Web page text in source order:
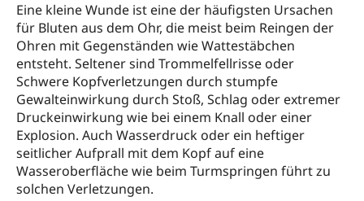
Eine kleine Wunde ist eine der häufigsten Ursachen
für Bluten aus dem Ohr, die meist beim Reingen der
Ohren mit Gegenständen wie Wattestäbchen
entsteht. Seltener sind Trommelfellrisse oder
Schwere Kopfverletzungen durch stumpfe
Gewalteinwirkung durch Stoß, Schlag oder extremer
Druckeinwirkung wie bei einem Knall oder einer
Explosion. Auch Wasserdruck oder ein heftiger
seitlicher Aufprall mit dem Kopf auf eine
Wasseroberfläche wie beim Turmspringen führt zu
solchen Verletzungen.